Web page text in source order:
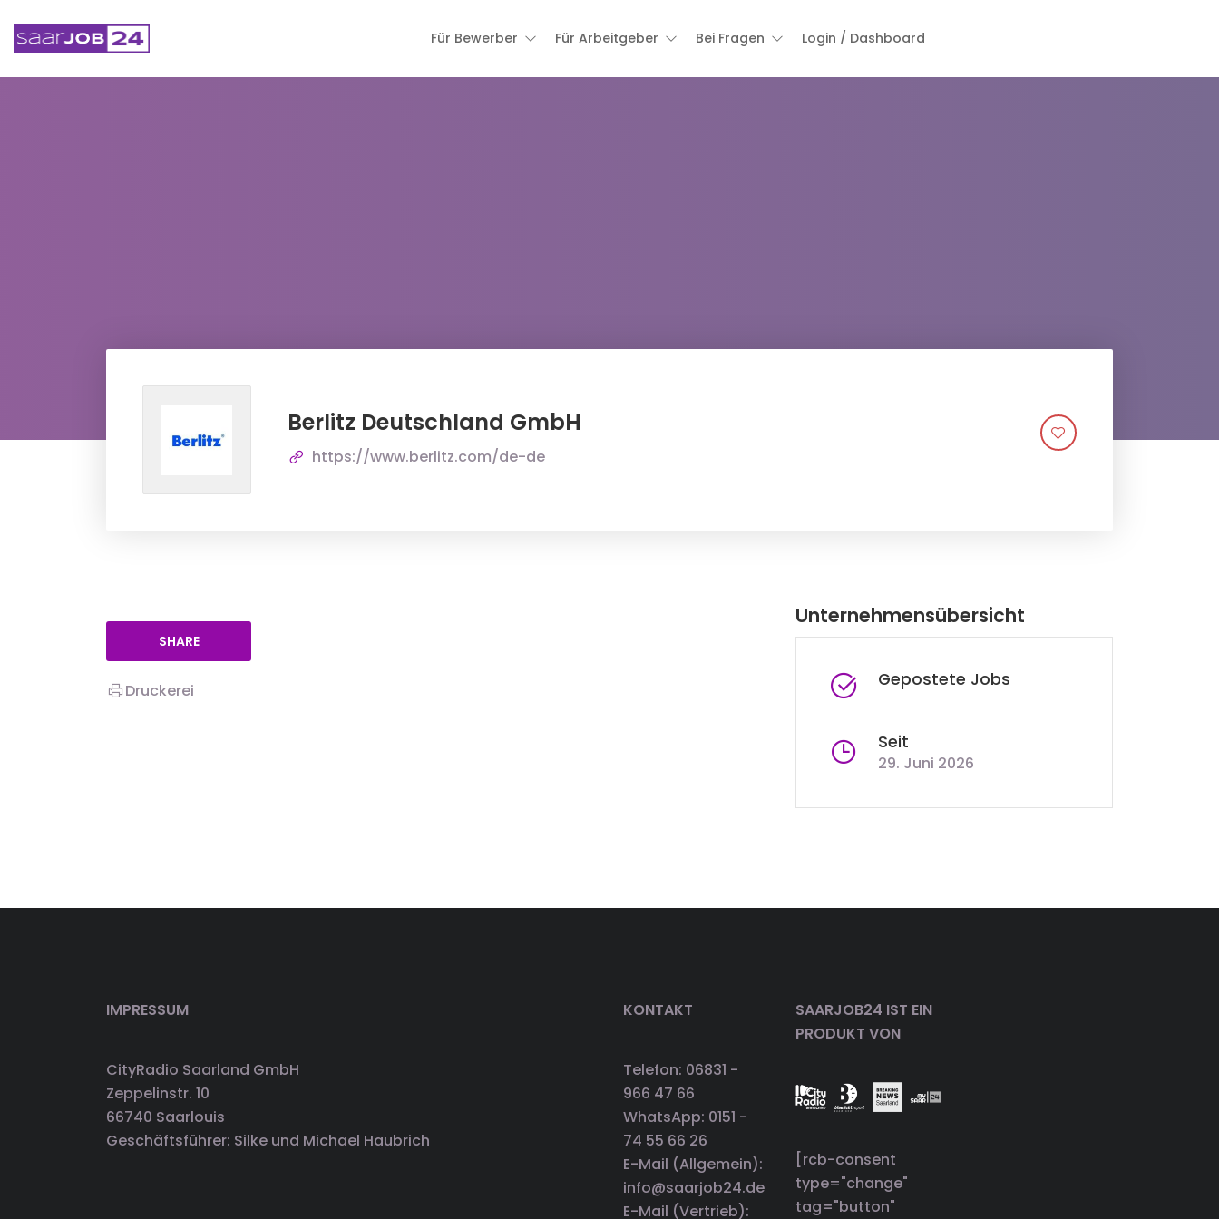
Für Bewerber Für Arbeitgeber Bei Fragen Login / Dashboard
Berlitz Deutschland GmbH
https://www.berlitz.com/de-de
SHARE
Druckerei
Unternehmensübersicht
Gepostete Jobs
Seit
29. Juni 2026
IMPRESSUM
CityRadio Saarland GmbH
Zeppelinstr. 10
66740 Saarlouis
Geschäftsführer: Silke und Michael Haubrich
KONTAKT
Telefon: 06831 -
966 47 66
WhatsApp: 0151 -
74 55 66 26
E-Mail (Allgemein):
info@saarjob24.de
E-Mail (Vertrieb):
SAARJOB24 IST EIN
PRODUKT VON
[rcb-consent
type="change"
tag="button"